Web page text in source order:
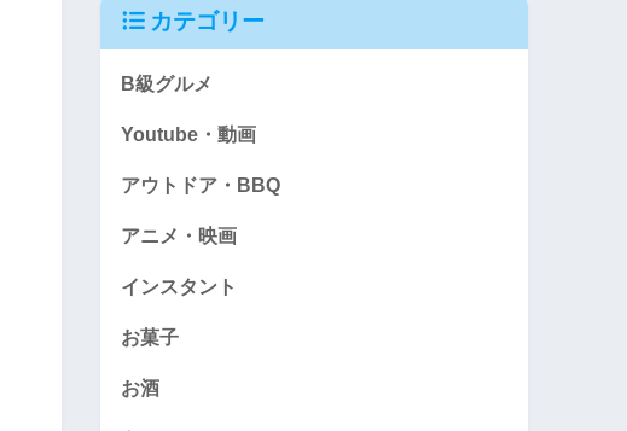
カテゴリー
B級グルメ
Youtube・動画
アウトドア・BBQ
アニメ・映画
インスタント
お菓子
お酒